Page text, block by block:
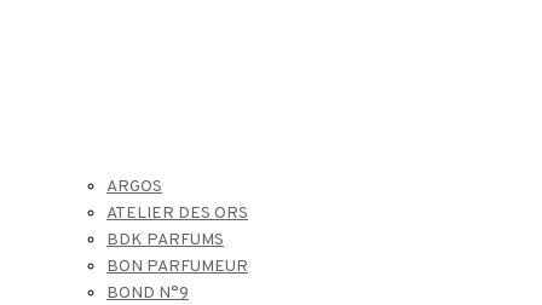
ARGOS
ATELIER DES ORS
BDK PARFUMS
BON PARFUMEUR
BOND N°9